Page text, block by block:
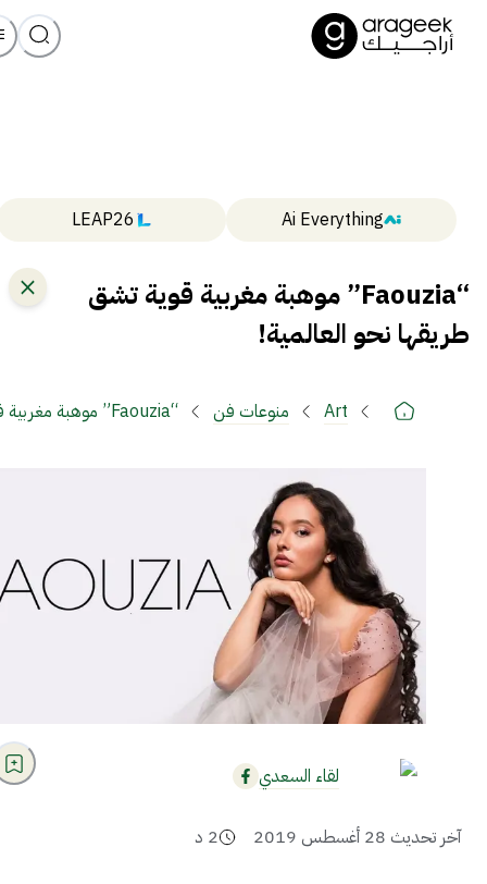
Ai Everything
LEAP26
“Faouzia” موهبة مغربية قوية تشق
طريقها نحو العالمية!
Art منوعات فن “Faouzia” موهبة مغربية قوية تشق طريقها نحو العالمية!
لقاء السعدي
آخر تحديث 28 أغسطس 2019 2 د